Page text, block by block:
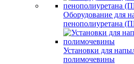
Оборудование для
пенополиуретана
Установки для
полимочевины